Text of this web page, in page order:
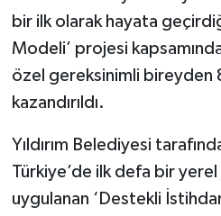
bir ilk olarak hayata
Modeli’ projesi
özel gereksinimli bireyden
kazandırıldı.
Yıldırım Belediyesi
Türkiye’de ilk defa bir
uygulanan ‘Destekli